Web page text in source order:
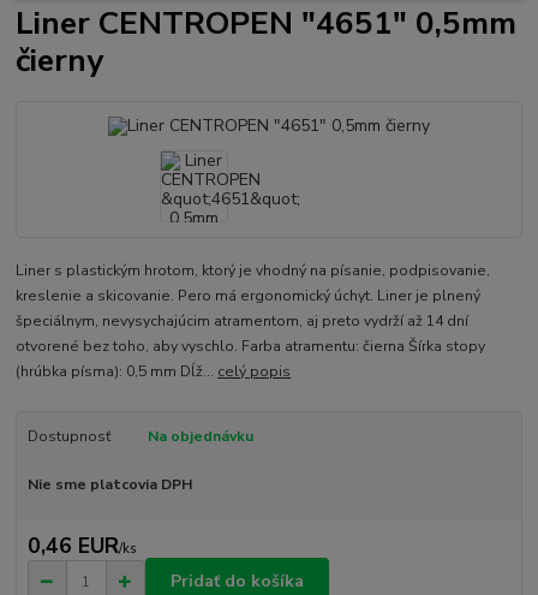
Liner CENTROPEN "4651" 0,5mm
čierny
Liner s plastickým hrotom, ktorý je vhodný na písanie, podpisovanie,
kreslenie a skicovanie. Pero má ergonomický úchyt. Liner je plnený
špeciálnym, nevysychajúcim atramentom, aj preto vydrží až 14 dní
otvorené bez toho, aby vyschlo. Farba atramentu: čierna Šírka stopy
(hrúbka písma): 0,5 mm Dĺž... celý popis
Dostupnosť Na objednávku
Nie sme platcovia DPH
0,46 EUR/ks
Pridať do košíka